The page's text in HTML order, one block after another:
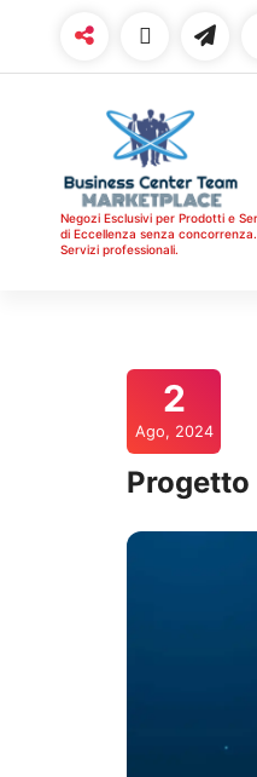
Negozi Esclusivi per Prodotti e
di Eccellenza senza concorrenza.
Servizi professionali.
2
Ago, 2024
Progetto